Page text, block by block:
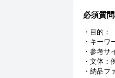
必須質問
・目的：
・キーワ
・参考サ
・文体：
・納品フ